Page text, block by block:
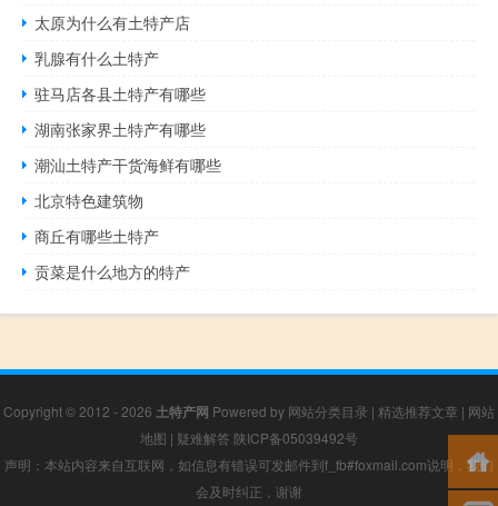
太原为什么有土特产店
乳腺有什么土特产
驻马店各县土特产有哪些
湖南张家界土特产有哪些
潮汕土特产干货海鲜有哪些
北京特色建筑物
商丘有哪些土特产
贡菜是什么地方的特产
Copyright © 2012 - 2026 土特产网 Powered by 网站分类目录 | 精选推荐文章 | 网站
地图 | 疑难解答 陕ICP备05039492号
声明：本站内容来自互联网，如信息有错误可发邮件到f_fb#foxmail.com说明，我们
会及时纠正，谢谢